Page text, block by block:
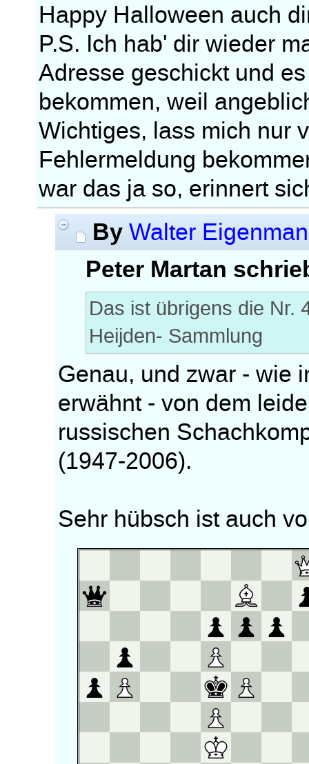
Happy Halloween auch
P.S. Ich hab' dir wieder
Adresse geschickt und
bekommen, weil
Wichtiges, lass mich nur
Fehlermeldung
war das ja so, erinnert
By Walter
Peter Martan
Das ist übrigens die Nr.
Heijden- Sammlung
Genau, und zwar - wie
erwähnt - von dem
russischen
(1947-2006).
Sehr hübsch ist auch